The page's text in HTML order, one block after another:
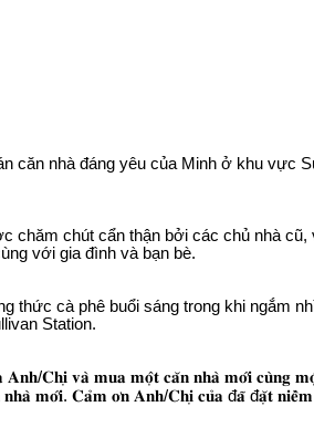
căn nhà đáng yêu của Minh ở khu
chút cẩn thận bởi các chủ nhà
với gia đình và bạn bè.
cà phê buổi sáng trong khi ngắm
Station.
𝐂𝐡𝐢̣ 𝐯𝐚̀ 𝐦𝐮𝐚 𝐦𝐨̣̂𝐭 𝐜𝐚̆𝐧 𝐧𝐡𝐚̀ 𝐦𝐨̛́𝐢 𝐜𝐮̀𝐧𝐠
𝐦𝐨̛́𝐢. 𝐂𝐚̉𝐦 𝐨̛𝐧 𝐀𝐧𝐡/𝐂𝐡𝐢̣ 𝐜𝐮̉𝐚 đ𝐚̃ đ𝐚̣̆𝐭